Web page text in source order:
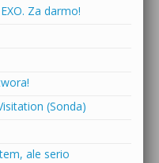
Za darmo!
(Sonda)
ale serio